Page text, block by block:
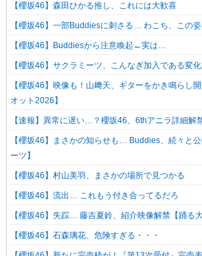
【櫻坂46】森田ひかる推し、これには大歓喜
【櫻坂46】一部Buddiesに刺さる… わこち、この姿
【櫻坂46】Buddiesから注意喚起←実は…
【櫻坂46】サクラミーツ、こんなぎ加入である変
【櫻坂46】映像も！山﨑天、ギターをかき鳴らし
オット2026】
【速報】異常に遅い…？櫻坂46、6thアニラ詳細解
【櫻坂46】まさかの知らせも… Buddies、続々と
ーツ】
【櫻坂46】村山美羽、まさかの場所で見つかる
【櫻坂46】流出… これもう付き合ってるだろ
【櫻坂46】失踪… 藤吉夏鈴、紹介映像解禁【踊る
【櫻坂46】石森璃花、危険すぎる・・・